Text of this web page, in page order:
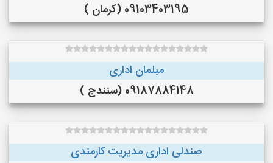
09103403195 (کرمان )
مبلمان اداری
09187884148 (سنندج )
صندلی اداری مدیریت کارمندی